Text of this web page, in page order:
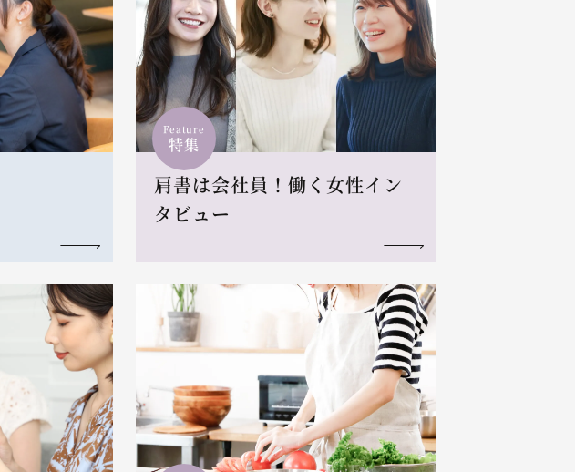
Feature
特集
肩書は会社員！働く女性イン
タビュー